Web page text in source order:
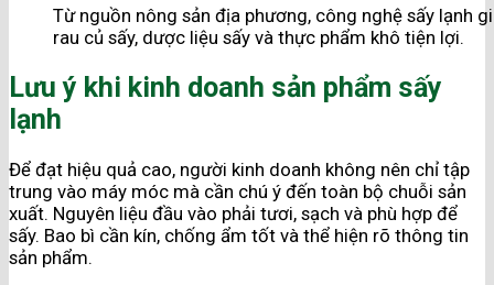
Từ nguồn nông sản địa phương, công nghệ sấy lạnh
rau củ sấy, dược liệu sấy và thực phẩm khô tiện lợi.
Lưu ý khi kinh doanh sản phẩm sấy
lạnh
Để đạt hiệu quả cao, người kinh doanh không nên chỉ tập
trung vào máy móc mà cần chú ý đến toàn bộ chuỗi sản
xuất. Nguyên liệu đầu vào phải tươi, sạch và phù hợp để
sấy. Bao bì cần kín, chống ẩm tốt và thể hiện rõ thông tin
sản phẩm.